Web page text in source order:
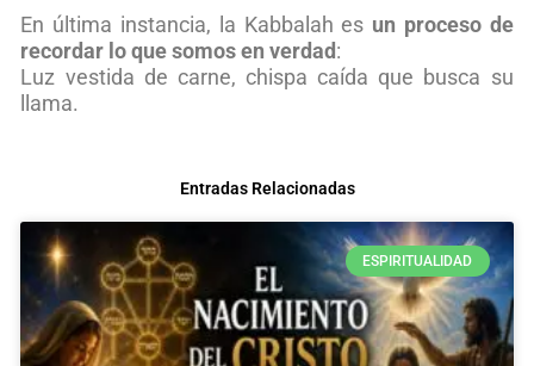
En última instancia, la Kabbalah es un proceso de
recordar lo que somos en verdad:
Luz vestida de carne, chispa caída que busca su
llama.
Entradas Relacionadas
ESPIRITUALIDAD